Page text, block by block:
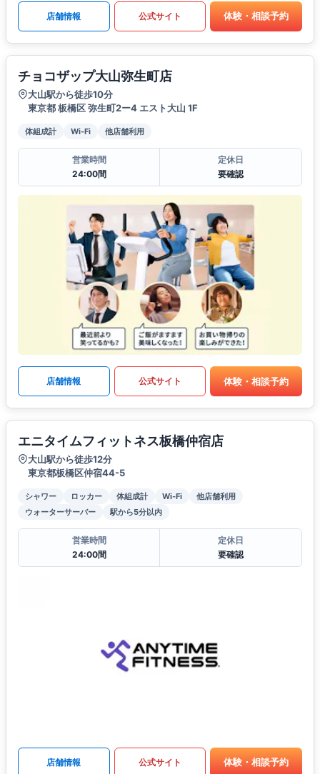
店舗情報 公式サイト 体験・相談予約
チョコザップ大山弥生町店
大山駅から徒歩10分
東京都 板橋区 弥生町2ー4 エスト大山 1F
体組成計 Wi-Fi 他店舗利用
営業時間
24:00間
定休日
要確認
店舗情報 公式サイト 体験・相談予約
エニタイムフィットネス板橋仲宿店
大山駅から徒歩12分
東京都板橋区仲宿44-5
シャワー ロッカー 体組成計 Wi-Fi
他店舗利用
ウォーターサーバー
駅から5分以内
営業時間
24:00間
定休日
要確認
店舗情報 公式サイト 体験・相談予約